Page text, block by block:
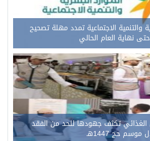
والتنمية الاجتماعية تمدد مهلة تصحيح
نهاية العام الحالي
الغذائي تكثف جهودها للحد من الفقد
حج 1447هـ